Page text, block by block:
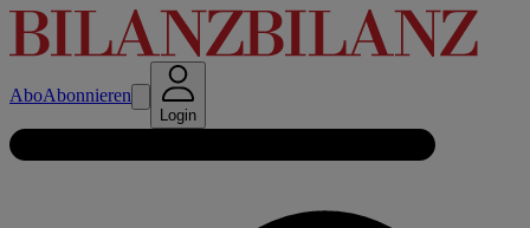
AboAbonnieren
Login